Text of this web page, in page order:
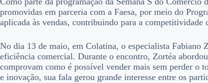
promovidas em parceria com a Faesa, por meio do
aplicada às vendas, contribuindo para a competitividade
No dia 13 de maio, em Colatina, o especialista Fabiano
eficiência comercial. Durante o encontro, Zortéa
comprovam como é possível vender mais sem perder o
e inovação, sua fala gerou grande interesse entre os